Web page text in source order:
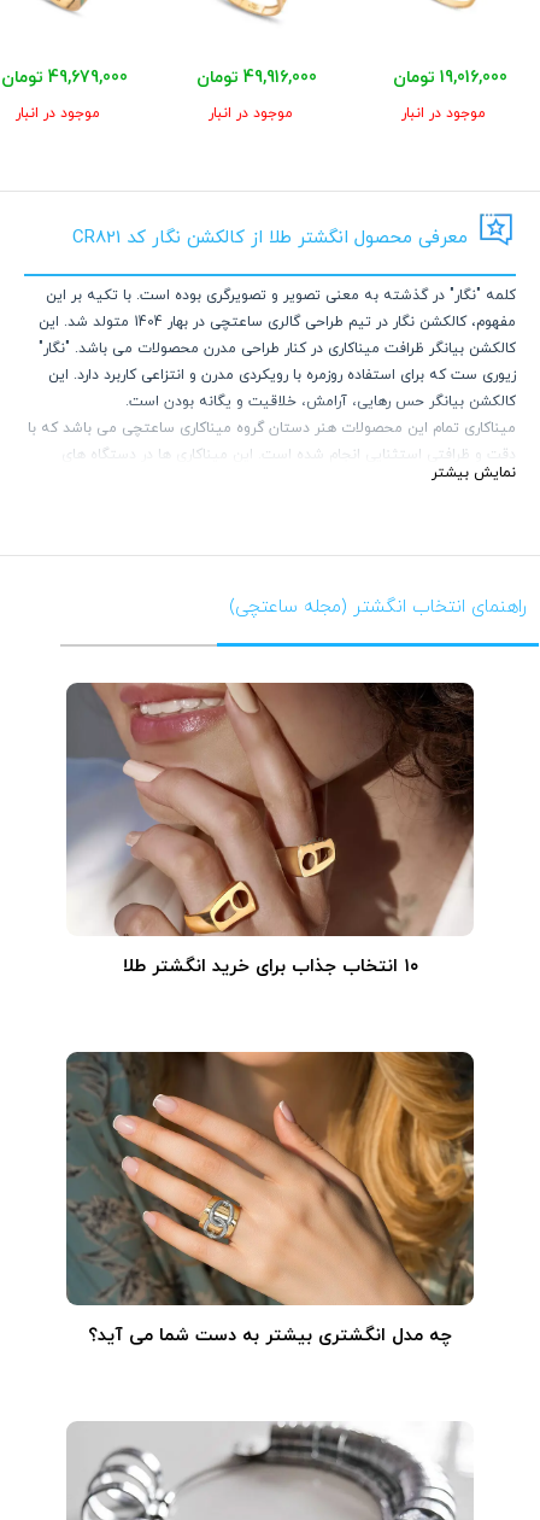
19,016,000 تومان
موجود در انبار
49,916,000 تومان
موجود در انبار
49,679,000 تومان
موجود در انبار
معرفی محصول انگشتر طلا از کالکشن نگار کد CR821
کلمه "نگار" در گذشته به معنی تصویر و تصویرگری بوده است. با تکیه بر این
مفهوم، کالکشن نگار در تیم طراحی گالری ساعتچی در بهار 1404 متولد شد. این
کالکشن بیانگر ظرافت میناکاری در کنار طراحی مدرن محصولات می باشد. "نگار"
زیوری ست که برای استفاده روزمره با رویکردی مدرن و انتزاعی کاربرد دارد. این
کالکشن بیانگر حس رهایی، آرامش، خلاقیت و یگانه بودن است.
میناکاری تمام این محصولات هنر دستان گروه میناکاری ساعتچی می باشد که با
دقت و ظرافتی استثنایی انجام شده است. این میناکاری ها در دستگاه های
مخصوص خشک شده و ماندگاری دایمی دارند.
نمایش بیشتر
راهنمای انتخاب انگشتر (مجله ساعتچی)
۱۰ انتخاب جذاب برای خرید انگشتر طلا
چه مدل انگشتری بیشتر به دست شما می آید؟